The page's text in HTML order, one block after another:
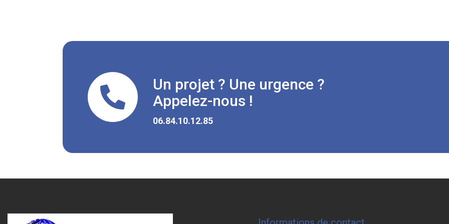
Un projet ? Une urgence ?
Appelez-nous !
06.84.10.12.85